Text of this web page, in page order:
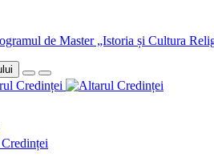
de Master „Istoria și Cultura